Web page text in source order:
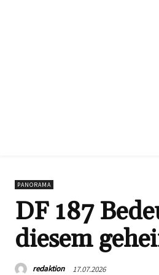
PANORAMA
DF 187
diesem
redaktion 17.07.2026